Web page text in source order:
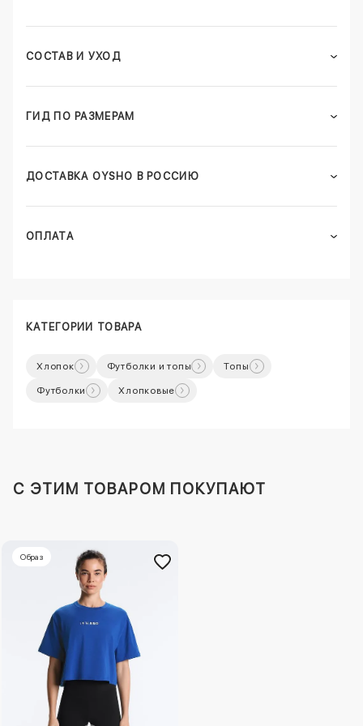
СОСТАВ И УХОД
ГИД ПО РАЗМЕРАМ
ДОСТАВКА OYSHO В РОССИЮ
ОПЛАТА
КАТЕГОРИИ ТОВАРА
Хлопок Футболки и топы Топы
Футболки Хлопковые
C ЭТИМ ТОВАРОМ ПОКУПАЮТ
Образ